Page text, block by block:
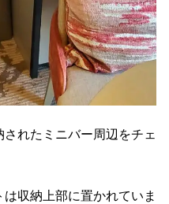
れたミニバー周辺をチェ
収納上部に置かれていま